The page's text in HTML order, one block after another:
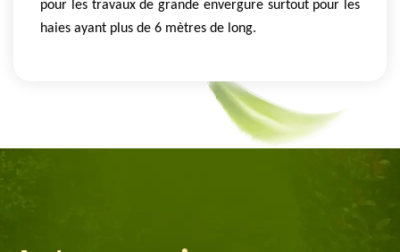
pour les travaux de grande envergure surtout pour les
haies ayant plus de 6 mètres de long.